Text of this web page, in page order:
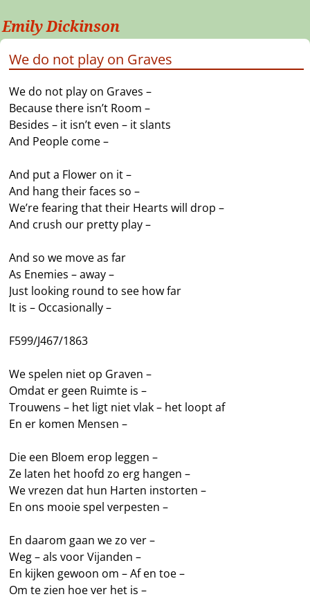
Emily Dickinson
We do not play on Graves
We do not play on Graves –
Because there isn’t Room –
Besides – it isn’t even – it slants
And People come –
And put a Flower on it –
And hang their faces so –
We’re fearing that their Hearts will drop –
And crush our pretty play –
And so we move as far
As Enemies – away –
Just looking round to see how far
It is – Occasionally –
F599/J467/1863
We spelen niet op Graven –
Omdat er geen Ruimte is –
Trouwens – het ligt niet vlak – het loopt af
En er komen Mensen –
Die een Bloem erop leggen –
Ze laten het hoofd zo erg hangen –
We vrezen dat hun Harten instorten –
En ons mooie spel verpesten –
En daarom gaan we zo ver –
Weg – als voor Vijanden –
En kijken gewoon om – Af en toe –
Om te zien hoe ver het is –